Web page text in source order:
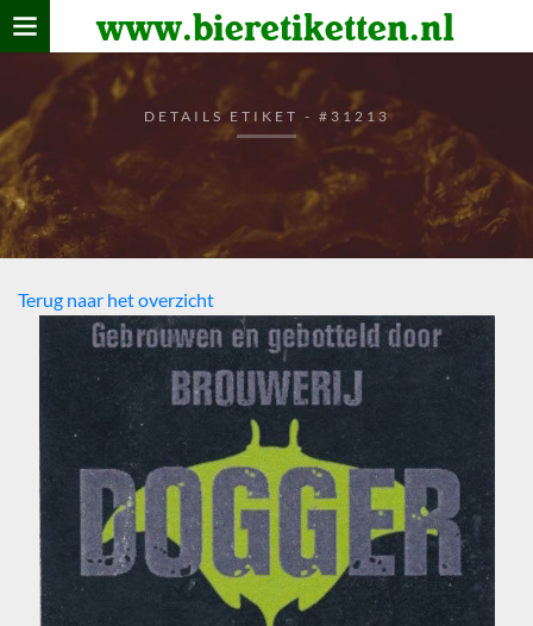
www.bieretiketten.nl
Home
verzamelen
De bierkaart
Bezoekers
DETAILS ETIKET - #31213
Terug naar het overzicht